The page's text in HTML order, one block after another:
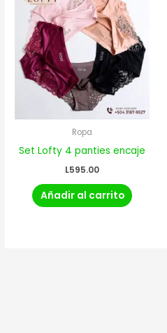
Ropa
Set Lofty 4 panties encaje
L595.00
Añadir al carrito